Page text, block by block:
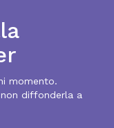
momento.
diffonderla a